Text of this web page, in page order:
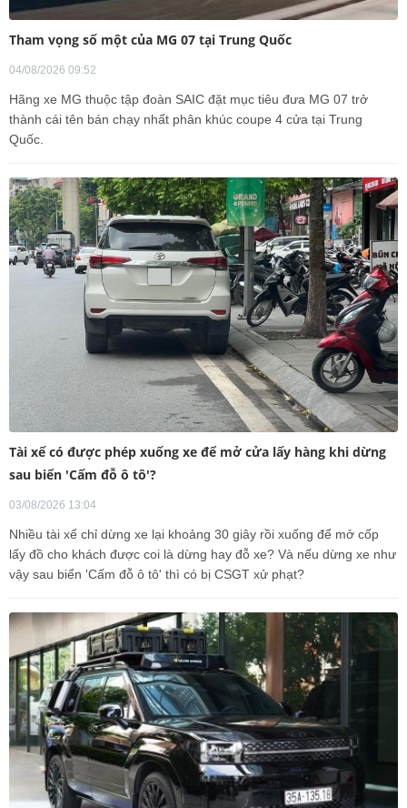
Tham vọng số một của MG 07 tại Trung Quốc
04/08/2026 09:52
Hãng xe MG thuộc tập đoàn SAIC đặt mục tiêu đưa MG 07 trở
thành cái tên bán chạy nhất phân khúc coupe 4 cửa tại Trung
Quốc.
Tài xế có được phép xuống xe để mở cửa lấy hàng khi dừng
sau biển 'Cấm đỗ ô tô'?
03/08/2026 13:04
Nhiều tài xế chỉ dừng xe lại khoảng 30 giây rồi xuống để mở cốp
lấy đồ cho khách được coi là dừng hay đỗ xe? Và nếu dừng xe như
vậy sau biển 'Cấm đỗ ô tô' thì có bị CSGT xử phạt?